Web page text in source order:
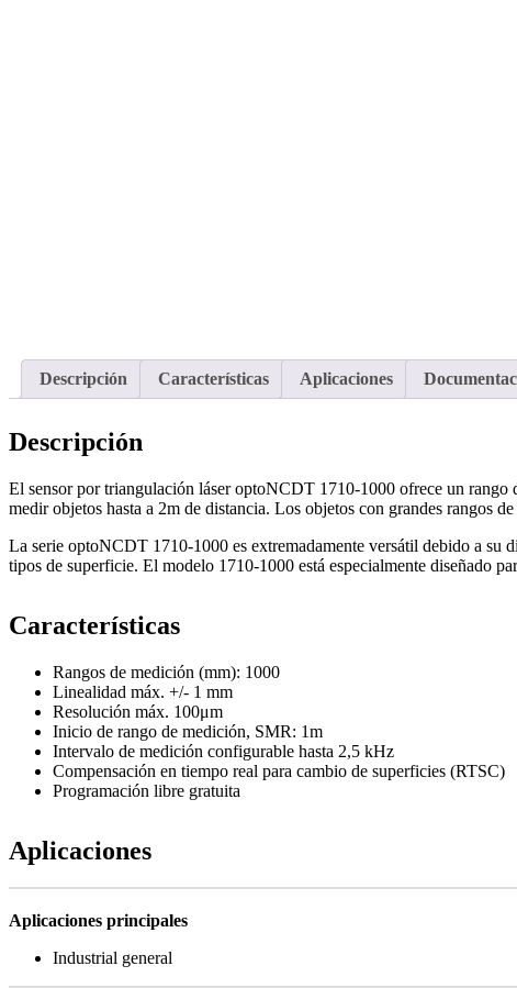
Descripción Características Aplicaciones
Descripción
El sensor por triangulación láser optoNCDT 1710-1000 ofrece un rango
medir objetos hasta a 2m de distancia. Los objetos con grandes rangos
La serie optoNCDT 1710-1000 es extremadamente versátil debido a su
tipos de superficie. El modelo 1710-1000 está especialmente diseñado
Características
Rangos de medición (mm): 1000
Linealidad máx. +/- 1 mm
Resolución máx. 100μm
Inicio de rango de medición, SMR: 1m
Intervalo de medición configurable hasta 2,5 kHz
Compensación en tiempo real para cambio de superficies (RTSC)
Programación libre gratuita
Aplicaciones
·
Aplicaciones principales
Industrial general